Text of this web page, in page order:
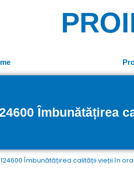
Îmbunătățirea
124600 Îmbunătățirea calității vieții în